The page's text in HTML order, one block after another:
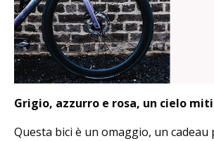
Grigio, azzurro e rosa, un cielo
Questa bici è un omaggio, un cadeau